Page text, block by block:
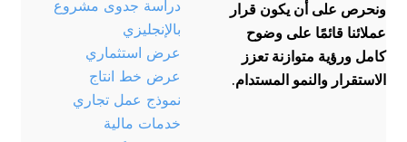
ونحرص على أن يكون قرار
عملائنا قائمًا على وضوح
كامل ورؤية متوازنة تعزز
الاستقرار والنمو المستدام.
دراسة جدوى مشروع
بالإنجليزي
عرض استثماري
عرض خط انتاج
نموذج عمل تجاري
خدمات مالية